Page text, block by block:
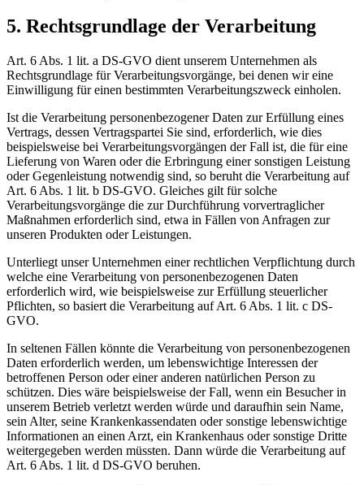
5. Rechtsgrundlage der Verarbeitung
Art. 6 Abs. 1 lit. a DS-GVO dient unserem Unternehmen als
Rechtsgrundlage für Verarbeitungsvorgänge, bei denen wir eine
Einwilligung für einen bestimmten Verarbeitungszweck einholen.
Ist die Verarbeitung personenbezogener Daten zur Erfüllung eines
Vertrags, dessen Vertragspartei Sie sind, erforderlich, wie dies
beispielsweise bei Verarbeitungsvorgängen der Fall ist, die für eine
Lieferung von Waren oder die Erbringung einer sonstigen Leistung
oder Gegenleistung notwendig sind, so beruht die Verarbeitung auf
Art. 6 Abs. 1 lit. b DS-GVO. Gleiches gilt für solche
Verarbeitungsvorgänge die zur Durchführung vorvertraglicher
Maßnahmen erforderlich sind, etwa in Fällen von Anfragen zur
unseren Produkten oder Leistungen.
Unterliegt unser Unternehmen einer rechtlichen Verpflichtung durch
welche eine Verarbeitung von personenbezogenen Daten
erforderlich wird, wie beispielsweise zur Erfüllung steuerlicher
Pflichten, so basiert die Verarbeitung auf Art. 6 Abs. 1 lit. c DS-
GVO.
In seltenen Fällen könnte die Verarbeitung von personenbezogenen
Daten erforderlich werden, um lebenswichtige Interessen der
betroffenen Person oder einer anderen natürlichen Person zu
schützen. Dies wäre beispielsweise der Fall, wenn ein Besucher in
unserem Betrieb verletzt werden würde und daraufhin sein Name,
sein Alter, seine Krankenkassendaten oder sonstige lebenswichtige
Informationen an einen Arzt, ein Krankenhaus oder sonstige Dritte
weitergegeben werden müssten. Dann würde die Verarbeitung auf
Art. 6 Abs. 1 lit. d DS-GVO beruhen.